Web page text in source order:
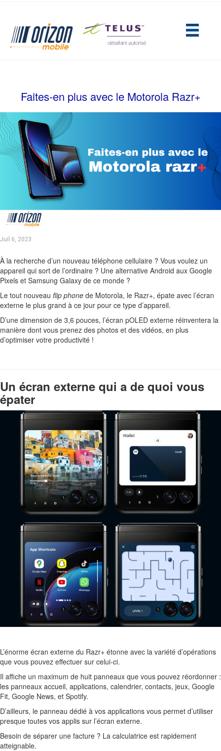
(opens in new tab)
Faites-en plus avec le Motorola Razr+
Juil 6, 2023
À la recherche d’un nouveau téléphone cellulaire ? Vous voulez un
appareil qui sort de l’ordinaire ? Une alternative Android aux Google
Pixels et Samsung Galaxy de ce monde ?
Le tout nouveau flip phone de Motorola, le Razr+, épate avec l’écran
externe le plus grand à ce jour pour ce type d’appareil.
D’une dimension de 3,6 pouces, l’écran pOLED externe réinventera la
manière dont vous prenez des photos et des vidéos, en plus
d’optimiser votre productivité !
Un écran externe qui a de quoi vous
épater
L’énorme écran externe du Razr+ étonne avec la variété d’opérations
que vous pouvez effectuer sur celui-ci.
Il affiche un maximum de huit panneaux que vous pouvez réordonner :
les panneaux accueil, applications, calendrier, contacts, jeux, Google
Fit, Google News, et Spotify.
D’ailleurs, le panneau dédié à vos applications vous permet d’utiliser
presque toutes vos applis sur l’écran externe.
Besoin de séparer une facture ? La calculatrice est rapidement
atteignable.